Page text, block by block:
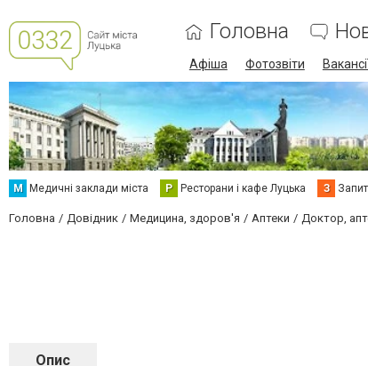
Головна
Афіша Фотозвіти
М Медичні заклади міста Р Ресторани і кафе Луцька З
Головна Довідник Медицина, здоров'я Аптеки Доктор,
Опис